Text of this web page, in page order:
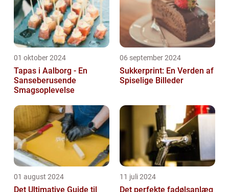
01 oktober 2024
Tapas i Aalborg - En
Sanseberusende
Smagsoplevelse
06 september 2024
Sukkerprint: En Verden af
Spiselige Billeder
01 august 2024
Det Ultimative Guide til
11 juli 2024
Det perfekte fadølsanlæg